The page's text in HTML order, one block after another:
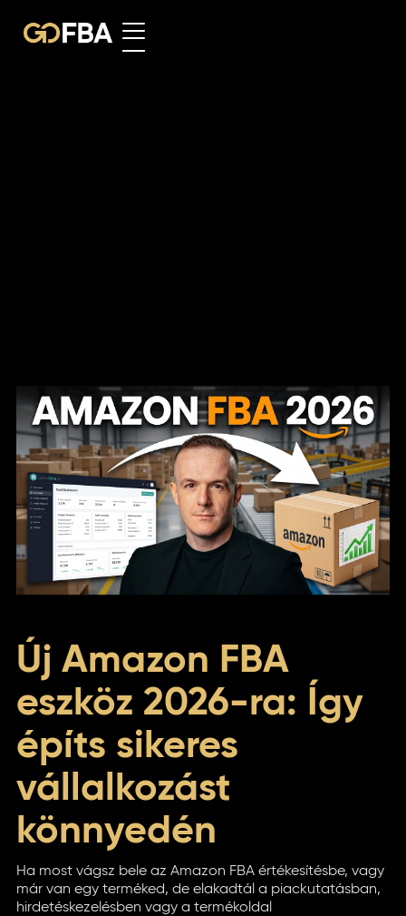
Új Amazon FBA
eszköz 2026-ra: Így
építs sikeres
vállalkozást
könnyedén
Ha most vágsz bele az Amazon FBA értékesítésbe, vagy
már van egy terméked, de elakadtál a piackutatásban,
hirdetéskezelésben vagy a termékoldal